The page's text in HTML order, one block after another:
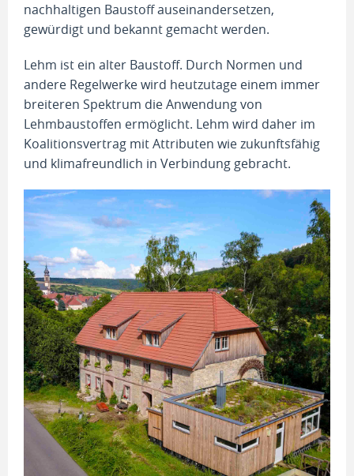
nachhaltigen Baustoff auseinandersetzen,
gewürdigt und bekannt gemacht werden.
Lehm ist ein alter Baustoff. Durch Normen und
andere Regelwerke wird heutzutage einem immer
breiteren Spektrum die Anwendung von
Lehmbaustoffen ermöglicht. Lehm wird daher im
Koalitionsvertrag mit Attributen wie zukunftsfähig
und klimafreundlich in Verbindung gebracht.